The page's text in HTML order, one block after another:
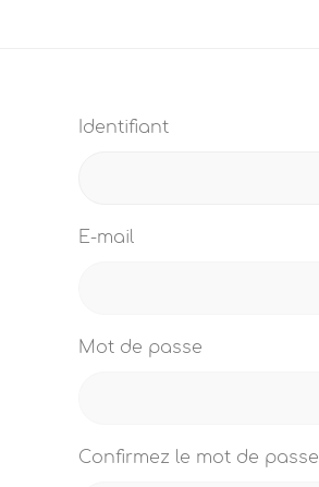
Identifiant
E-mail
Mot de passe
Confirmez le mot de passe